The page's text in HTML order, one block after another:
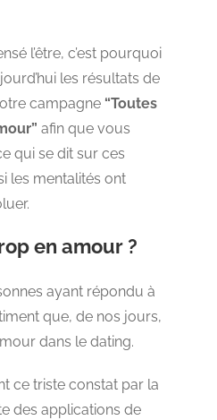
l’être, c’est pourquoi
les résultats de
campagne “Toutes
afin que vous
qui se dit sur ces
les mentalités ont
en amour ?
ayant répondu à
que, de nos jours,
dans le dating.
ce triste constat par la
des applications de